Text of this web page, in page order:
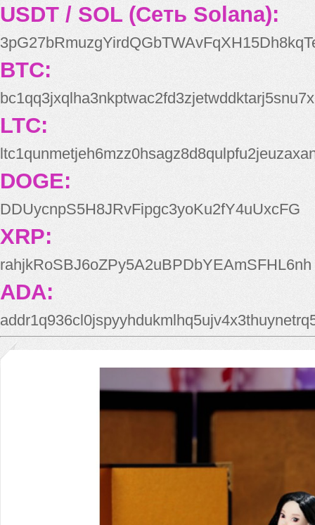
USDT / SOL (Сеть Solana):
BTC:
bc1qq3jxqlha3nkptwac2fd3zjetwddktarj5snu7x
LTC:
DOGE:
DDUycnpS5H8JRvFipgc3yoKu2fY4uUxcFG
XRP:
rahjkRoSBJ6oZPy5A2uBPDbYEAmSFHL6nh
ADA: